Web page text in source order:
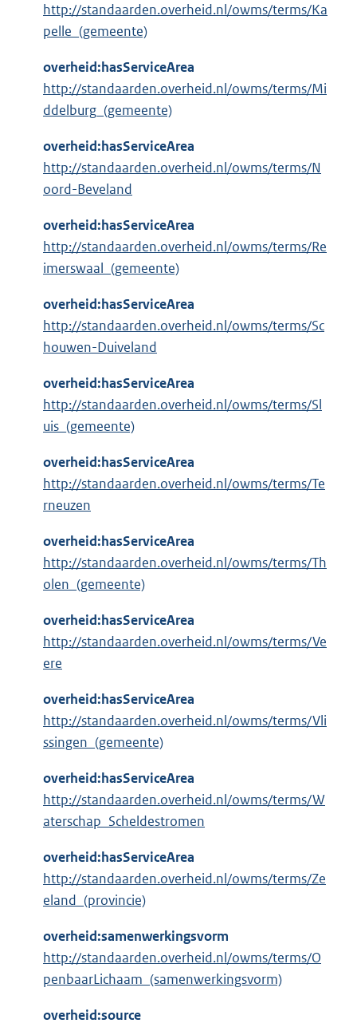
http://standaarden.overheid.nl/owms/terms/Ka
pelle_(gemeente)
overheid:hasServiceArea
http://standaarden.overheid.nl/owms/terms/Mi
ddelburg_(gemeente)
overheid:hasServiceArea
http://standaarden.overheid.nl/owms/terms/N
oord-Beveland
overheid:hasServiceArea
http://standaarden.overheid.nl/owms/terms/Re
imerswaal_(gemeente)
overheid:hasServiceArea
http://standaarden.overheid.nl/owms/terms/Sc
houwen-Duiveland
overheid:hasServiceArea
http://standaarden.overheid.nl/owms/terms/Sl
uis_(gemeente)
overheid:hasServiceArea
http://standaarden.overheid.nl/owms/terms/Te
rneuzen
overheid:hasServiceArea
http://standaarden.overheid.nl/owms/terms/Th
olen_(gemeente)
overheid:hasServiceArea
http://standaarden.overheid.nl/owms/terms/Ve
ere
overheid:hasServiceArea
http://standaarden.overheid.nl/owms/terms/Vli
ssingen_(gemeente)
overheid:hasServiceArea
http://standaarden.overheid.nl/owms/terms/W
aterschap_Scheldestromen
overheid:hasServiceArea
http://standaarden.overheid.nl/owms/terms/Ze
eland_(provincie)
overheid:samenwerkingsvorm
http://standaarden.overheid.nl/owms/terms/O
penbaarLichaam_(samenwerkingsvorm)
overheid:source